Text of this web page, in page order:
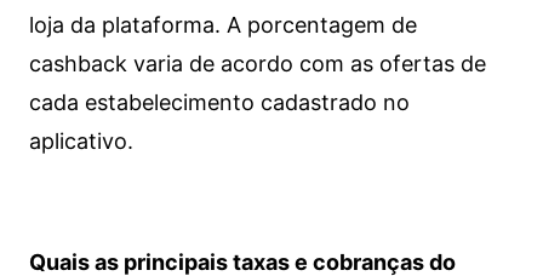
loja da plataforma. A porcentagem de
cashback varia de acordo com as ofertas de
cada estabelecimento cadastrado no
aplicativo.
Quais as principais taxas e cobranças do